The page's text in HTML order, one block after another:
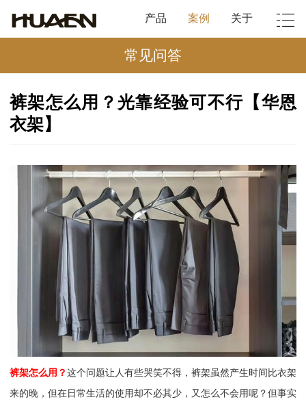
产品 案例 关于
常见问答
裤架怎么用？光靠经验可不行【华恩
衣架】
裤架怎么用？ 这个问题让人有些哭笑不得，裤架虽然产生时间比衣架
来的晚，但在日常生活的使用却不必其少，又怎么不会用呢？但事实